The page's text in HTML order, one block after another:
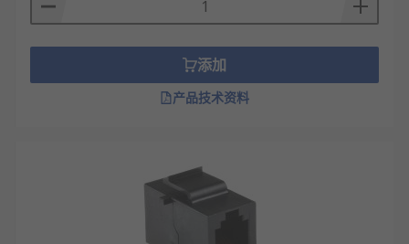
器类型。
SC光纤接口
SC光纤接口在100Base-TX以太网时代就已经得到了
推广千兆网络，SC光纤接口则重新受到重视。
添加
产品技术资料